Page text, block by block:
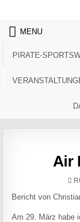
MENU
PIRATE-
Air
Bericht von
Am 29. März habe